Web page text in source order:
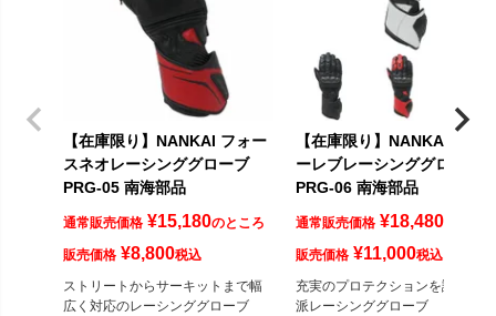
【在庫限り】NANKAI フォー
スネオレーシンググローブ
PRG-05 南海部品
通常販売価格 ¥15,180のところ
販売価格 ¥8,800税込
ストリートからサーキットまで幅
広く対応のレーシンググローブ
【在庫限り】NANKAI ハイ
ーレブレーシンググローブ
PRG-06 南海部品
通常販売価格 ¥18,480
販売価格 ¥11,000税込
充実のプロテクションを誇る本格
派レーシンググローブ